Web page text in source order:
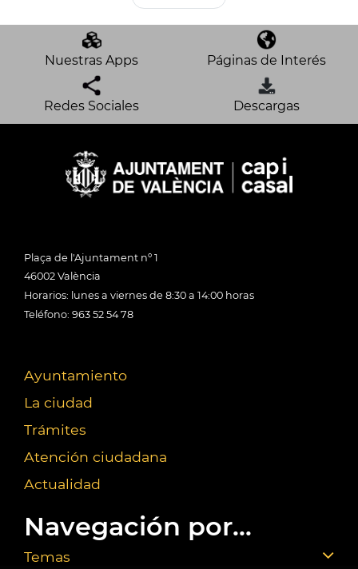
Nuestras Apps Páginas de Interés
Redes Sociales Descargas
Plaça de l'Ajuntament nº 1
46002 València
Horarios: lunes a viernes de 8:30 a 14:00 horas
Teléfono: 963 52 54 78
Ayuntamiento
La ciudad
Trámites
Atención ciudadana
Actualidad
Navegación por...
Temas